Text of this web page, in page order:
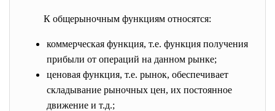
К общерыночным функциям относятся:
коммерческая функция, т.е. функция получения
прибыли от операций на данном рынке;
ценовая функция, т.е. рынок, обеспечивает
складывание рыночных цен, их постоянное
движение и т.д.;